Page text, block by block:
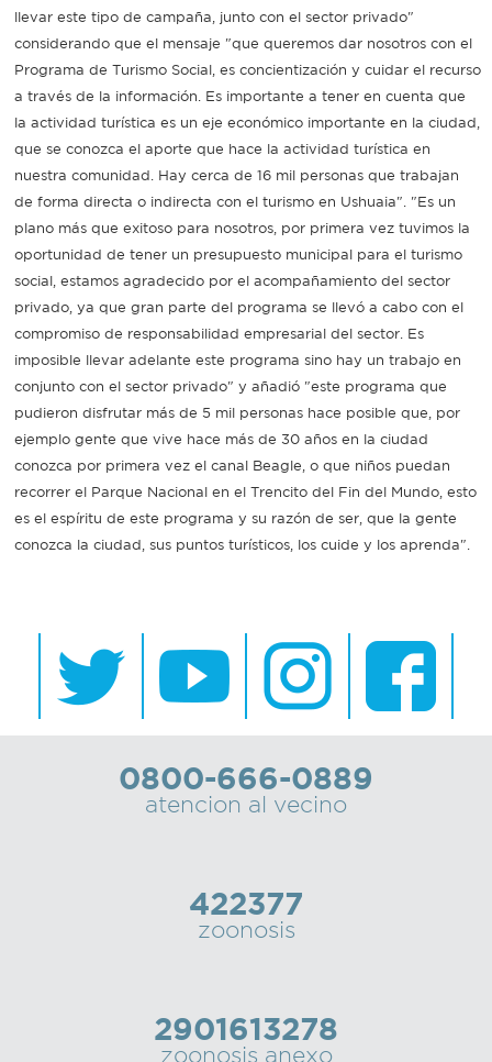
llevar este tipo de campaña, junto con el sector privado"
considerando que el mensaje "que queremos dar nosotros con el
Programa de Turismo Social, es concientización y cuidar el recurso
a través de la información. Es importante a tener en cuenta que
la actividad turística es un eje económico importante en la ciudad,
que se conozca el aporte que hace la actividad turística en
nuestra comunidad. Hay cerca de 16 mil personas que trabajan
de forma directa o indirecta con el turismo en Ushuaia". "Es un
plano más que exitoso para nosotros, por primera vez tuvimos la
oportunidad de tener un presupuesto municipal para el turismo
social, estamos agradecido por el acompañamiento del sector
privado, ya que gran parte del programa se llevó a cabo con el
compromiso de responsabilidad empresarial del sector. Es
imposible llevar adelante este programa sino hay un trabajo en
conjunto con el sector privado" y añadió "este programa que
pudieron disfrutar más de 5 mil personas hace posible que, por
ejemplo gente que vive hace más de 30 años en la ciudad
conozca por primera vez el canal Beagle, o que niños puedan
recorrer el Parque Nacional en el Trencito del Fin del Mundo, esto
es el espíritu de este programa y su razón de ser, que la gente
conozca la ciudad, sus puntos turísticos, los cuide y los aprenda".
0800-666-0889
atencion al vecino
422377
zoonosis
2901613278
zoonosis anexo